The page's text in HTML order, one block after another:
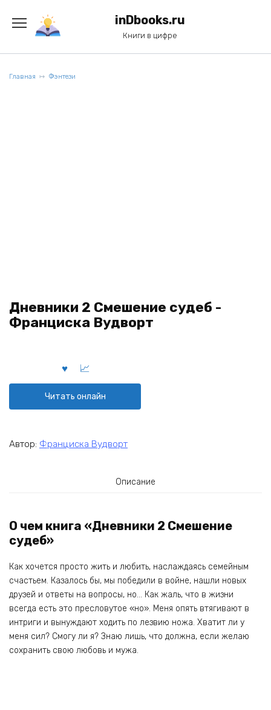
содержанию
inDbooks.ru
Книги в цифре
Главная Фэнтези
Дневники 2 Смешение судеб -
Франциска Вудворт
Читать онлайн
Автор: Франциска Вудворт
Описание
О чем книга «Дневники 2 Смешение
судеб»
Как хочется просто жить и любить, наслаждаясь семейным
счастьем. Казалось бы, мы победили в войне, нашли новых
друзей и ответы на вопросы, но… Как жаль, что в жизни
всегда есть это пресловутое «но». Меня опять втягивают в
интриги и вынуждают ходить по лезвию ножа. Хватит ли у
меня сил? Смогу ли я? Знаю лишь, что должна, если желаю
сохранить свою любовь и мужа.